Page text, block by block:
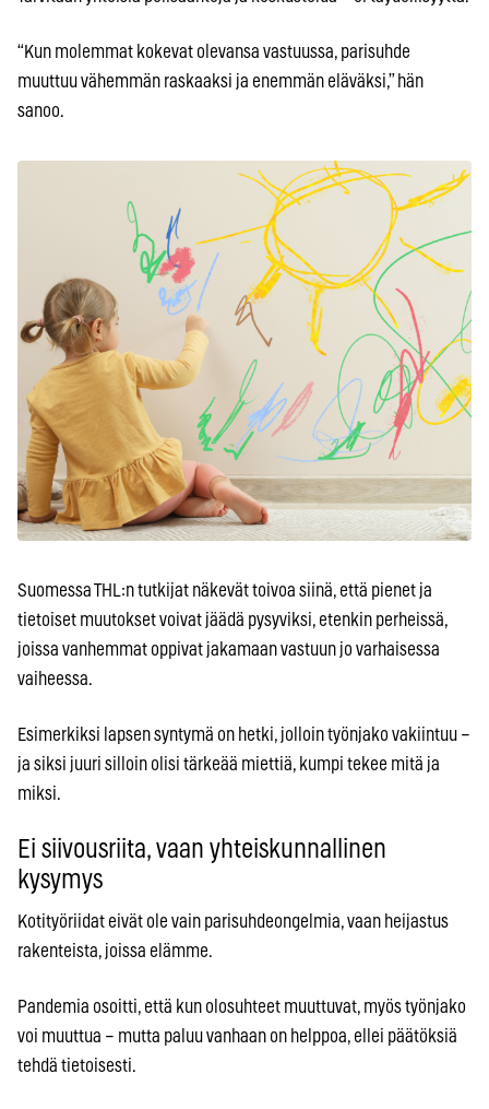
“Kun molemmat kokevat olevansa vastuussa, parisuhde
muuttuu vähemmän raskaaksi ja enemmän eläväksi,” hän
sanoo.
Suomessa THL:n tutkijat näkevät toivoa siinä, että pienet ja
tietoiset muutokset voivat jäädä pysyviksi, etenkin perheissä,
joissa vanhemmat oppivat jakamaan vastuun jo varhaisessa
vaiheessa.
Esimerkiksi lapsen syntymä on hetki, jolloin työnjako vakiintuu –
ja siksi juuri silloin olisi tärkeää miettiä, kumpi tekee mitä ja
miksi.
Ei siivousriita, vaan yhteiskunnallinen
kysymys
Kotityöriidat eivät ole vain parisuhdeongelmia, vaan heijastus
rakenteista, joissa elämme.
Pandemia osoitti, että kun olosuhteet muuttuvat, myös työnjako
voi muuttua – mutta paluu vanhaan on helppoa, ellei päätöksiä
tehdä tietoisesti.